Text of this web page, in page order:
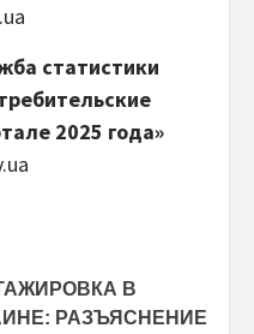
статистики
2025 года»
В
РАЗЪЯСНЕНИЕ